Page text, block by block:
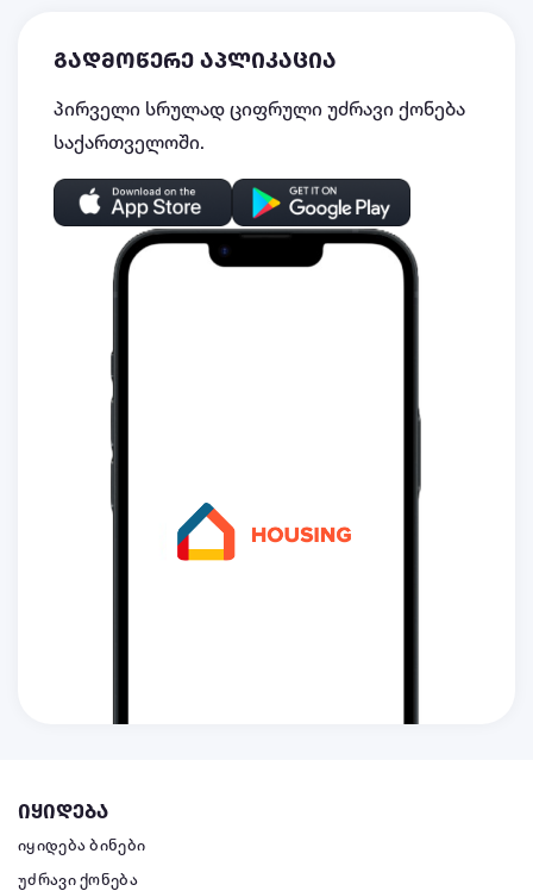
გადმოწერე აპლიკაცია
პირველი სრულად ციფრული უძრავი ქონება
საქართველოში.
იყიდება
იყიდება ბინები
უძრავი ქონება